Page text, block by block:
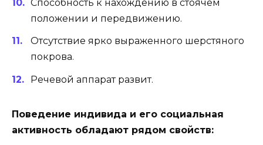
Способность к нахождению в стоячем
положении и передвижению.
Отсутствие ярко выраженного шерстяного
покрова.
Речевой аппарат развит.
Поведение индивида и его социальная
активность обладают рядом свойств: